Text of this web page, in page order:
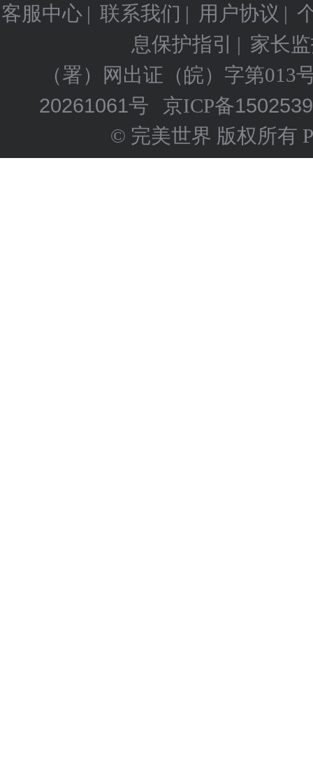
客服中心 | 联系我们 | 用户协议 |
息保护指引 | 家长
（署）网出证（皖）字第013
20261061号 京ICP备
© 完美世界 版权所有